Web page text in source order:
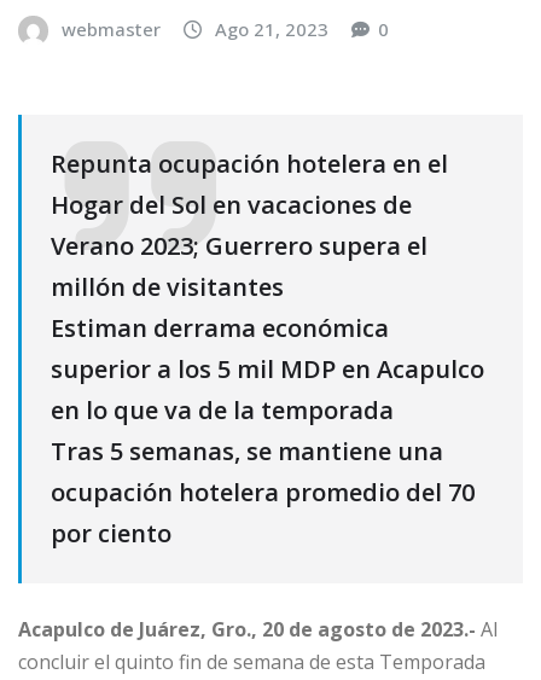
webmaster Ago 21, 2023 0
Repunta ocupación hotelera en el
Hogar del Sol en vacaciones de
Verano 2023; Guerrero supera el
millón de visitantes
Estiman derrama económica
superior a los 5 mil MDP en Acapulco
en lo que va de la temporada
Tras 5 semanas, se mantiene una
ocupación hotelera promedio del 70
por ciento
Acapulco de Juárez, Gro., 20 de agosto de 2023.- Al
concluir el quinto fin de semana de esta Temporada